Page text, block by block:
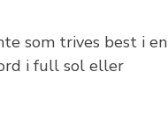
som trives best i en
i full sol eller